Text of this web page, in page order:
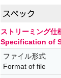
ストリーミング仕
Specification of
ファイル形式
Format of file